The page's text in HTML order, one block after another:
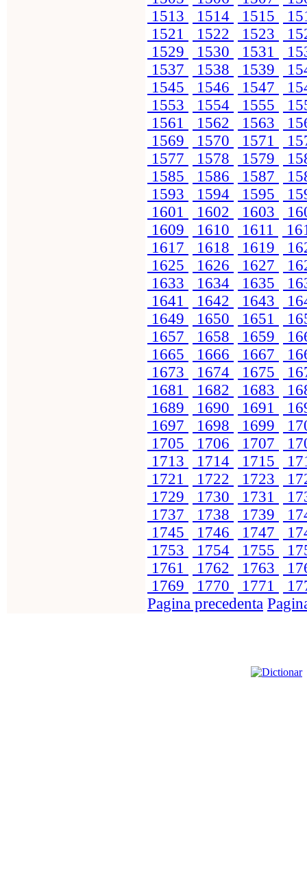
1513
1514 1515
1521
1522 1523
1529
1530 1531
1537
1538 1539
1545
1546 1547
1553
1554 1555
1561
1562 1563
1569
1570 1571
1577
1578 1579
1585
1586 1587
1593
1594 1595
1601
1602 1603
1609
1610 1611
1617
1618 1619
1625
1626 1627
1633
1634 1635
1641
1642 1643
1649
1650 1651
1657
1658 1659
1665
1666 1667
1673
1674 1675
1681
1682 1683
1689
1690 1691
1697
1698 1699
1705
1706 1707
1713
1714 1715
1721
1722 1723
1729
1730 1731
1737
1738 1739
1745
1746 1747
1753
1754 1755
1761
1762 1763
1769
1770 1771
Pagina precedenta